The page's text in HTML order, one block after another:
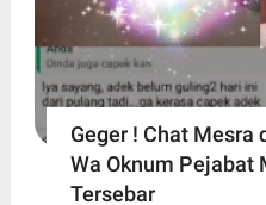
Geger ! Chat Mesra
Wa Oknum Pejabat
Tersebar